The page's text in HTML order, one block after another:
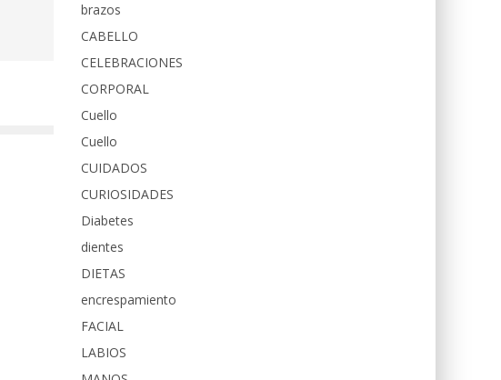
brazos
CABELLO
CELEBRACIONES
CORPORAL
Cuello
Cuello
CUIDADOS
CURIOSIDADES
Diabetes
dientes
DIETAS
encrespamiento
FACIAL
LABIOS